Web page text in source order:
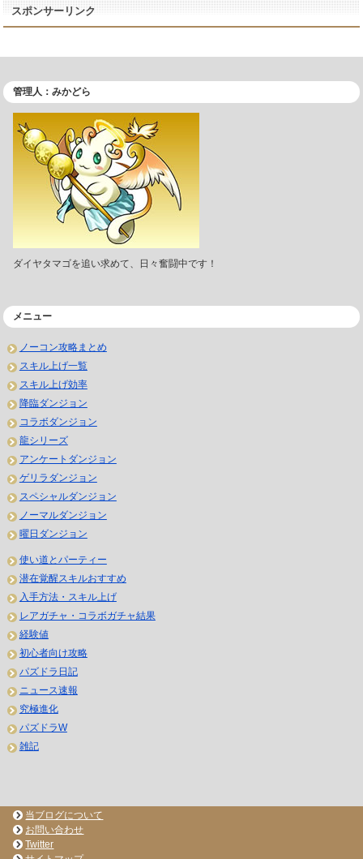
スポンサーリンク
管理人：みかどら
ダイヤタマゴを追い求めて、日々奮闘中です！
メニュー
ノーコン攻略まとめ
スキル上げ一覧
スキル上げ効率
降臨ダンジョン
コラボダンジョン
龍シリーズ
アンケートダンジョン
ゲリラダンジョン
スペシャルダンジョン
ノーマルダンジョン
曜日ダンジョン
使い道とパーティー
潜在覚醒スキルおすすめ
入手方法・スキル上げ
レアガチャ・コラボガチャ結果
経験値
初心者向け攻略
パズドラ日記
ニュース速報
究極進化
パズドラW
雑記
当ブログについて
お問い合わせ
Twitter